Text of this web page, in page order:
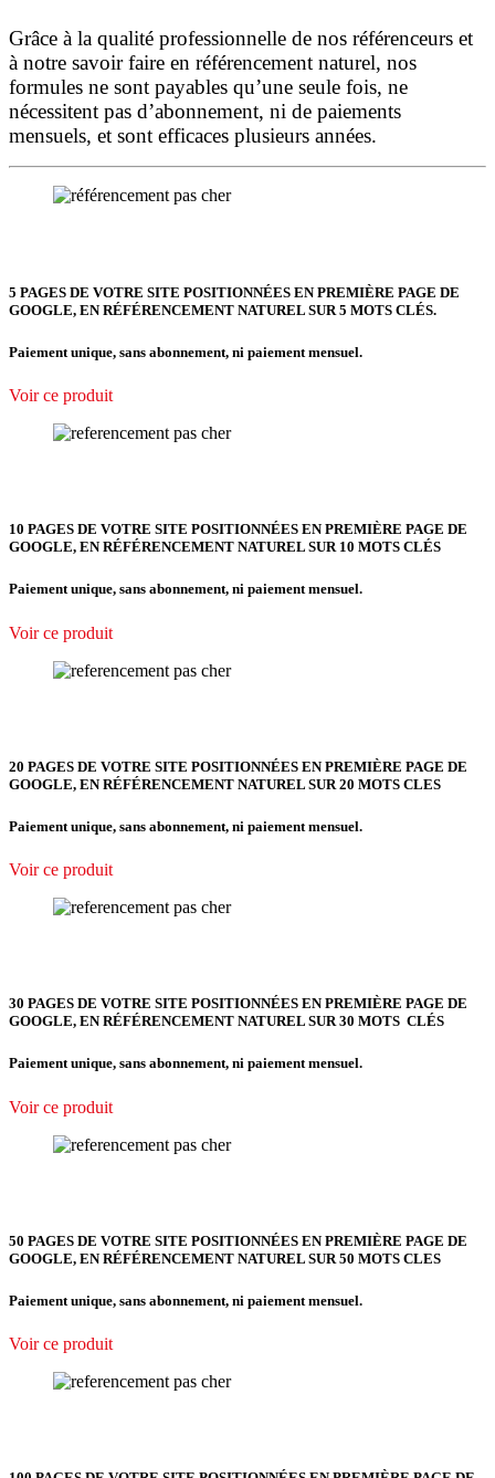
Grâce à la qualité professionnelle de nos référenceurs et
à notre savoir faire en référencement naturel, nos
formules ne sont payables qu’une seule fois, ne
nécessitent pas d’abonnement, ni de paiements
mensuels, et sont efficaces plusieurs années.
5 PAGES DE VOTRE SITE POSITIONNÉES EN PREMIÈRE PAGE DE
GOOGLE, EN RÉFÉRENCEMENT NATUREL SUR 5 MOTS CLÉS.
Paiement unique, sans abonnement, ni paiement mensuel.
Voir ce produit
10 PAGES DE VOTRE SITE POSITIONNÉES EN PREMIÈRE PAGE DE
GOOGLE, EN RÉFÉRENCEMENT NATUREL SUR 10 MOTS CLÉS
Paiement unique, sans abonnement, ni paiement mensuel.
Voir ce produit
20 PAGES DE VOTRE SITE POSITIONNÉES EN PREMIÈRE PAGE DE
GOOGLE, EN RÉFÉRENCEMENT NATUREL SUR 20 MOTS CLES
Paiement unique, sans abonnement, ni paiement mensuel.
Voir ce produit
30 PAGES DE VOTRE SITE POSITIONNÉES EN PREMIÈRE PAGE DE
GOOGLE, EN RÉFÉRENCEMENT NATUREL SUR 30 MOTS CLÉS
Paiement unique, sans abonnement, ni paiement mensuel.
Voir ce produit
50 PAGES DE VOTRE SITE POSITIONNÉES EN PREMIÈRE PAGE DE
GOOGLE, EN RÉFÉRENCEMENT NATUREL SUR 50 MOTS CLES
Paiement unique, sans abonnement, ni paiement mensuel.
Voir ce produit